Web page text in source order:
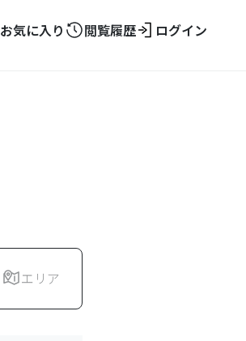
お気に入り 閲覧履歴 ログイン
エリア